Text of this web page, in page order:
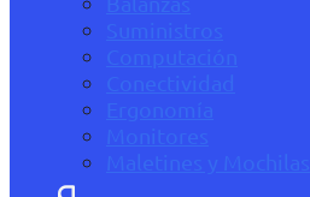
Suministros
Computación
Conectividad
Ergonomía
Monitores
Maletines y Mochilas